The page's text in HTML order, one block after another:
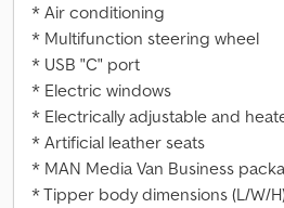
* Air conditioning
* Multifunction steering wheel
* USB "C" port
* Electric windows
* Electrically adjustable and
* Artificial leather seats
* MAN Media Van Business
* Tipper body dimensions (L/W/